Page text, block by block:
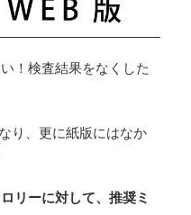
！検査結果をなくした
り、更に紙版にはなか
リーに対して、推奨ミ